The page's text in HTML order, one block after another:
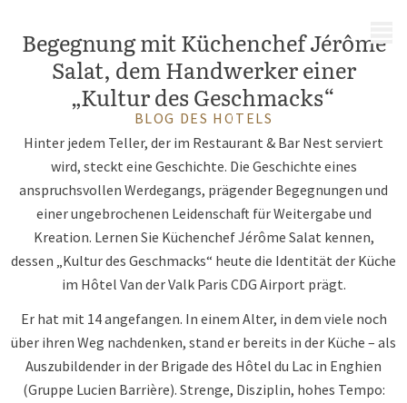
Begegnung mit Küchenchef Jérôme
Salat, dem Handwerker einer
„Kultur des Geschmacks“
BLOG DES HOTELS
Hinter jedem Teller, der im Restaurant & Bar Nest serviert
wird, steckt eine Geschichte. Die Geschichte eines
anspruchsvollen Werdegangs, prägender Begegnungen und
einer ungebrochenen Leidenschaft für Weitergabe und
Kreation. Lernen Sie Küchenchef Jérôme Salat kennen,
dessen „Kultur des Geschmacks“ heute die Identität der Küche
im Hôtel Van der Valk Paris CDG Airport prägt.
Er hat mit 14 angefangen. In einem Alter, in dem viele noch
über ihren Weg nachdenken, stand er bereits in der Küche – als
Auszubildender in der Brigade des Hôtel du Lac in Enghien
(Gruppe Lucien Barrière). Strenge, Disziplin, hohes Tempo: